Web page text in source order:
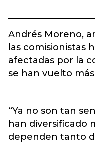
Andrés Moreno,
las comisionistas
afectadas por la
se han vuelto
“Ya no son tan
han diversificado
dependen tanto